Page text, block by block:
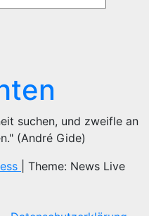
suchen, und zweifle an
(André Gide)
Theme: News Live